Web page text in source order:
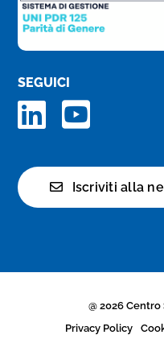
SEGUICI
Iscriviti alla
@ 2026
Privacy Policy